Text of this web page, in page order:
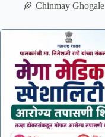
Chinmay Ghogale